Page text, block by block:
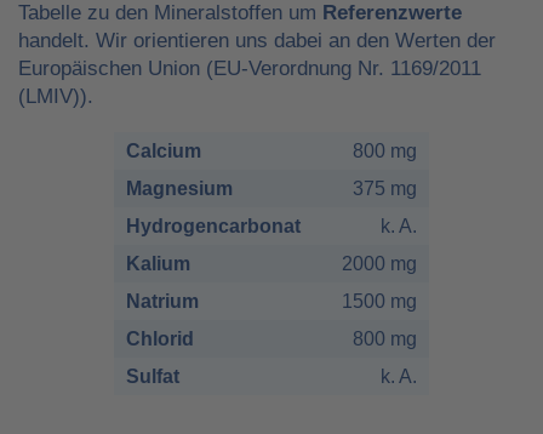
Tabelle zu den Mineralstoffen um Referenzwerte
handelt. Wir orientieren uns dabei an den Werten der
Europäischen Union (EU-Verordnung Nr. 1169/2011
(LMIV)).
Calcium
800 mg
Magnesium
375 mg
Hydrogencarbonat
k. A.
Kalium
2000 mg
Natrium
1500 mg
Chlorid
800 mg
Sulfat
k. A.